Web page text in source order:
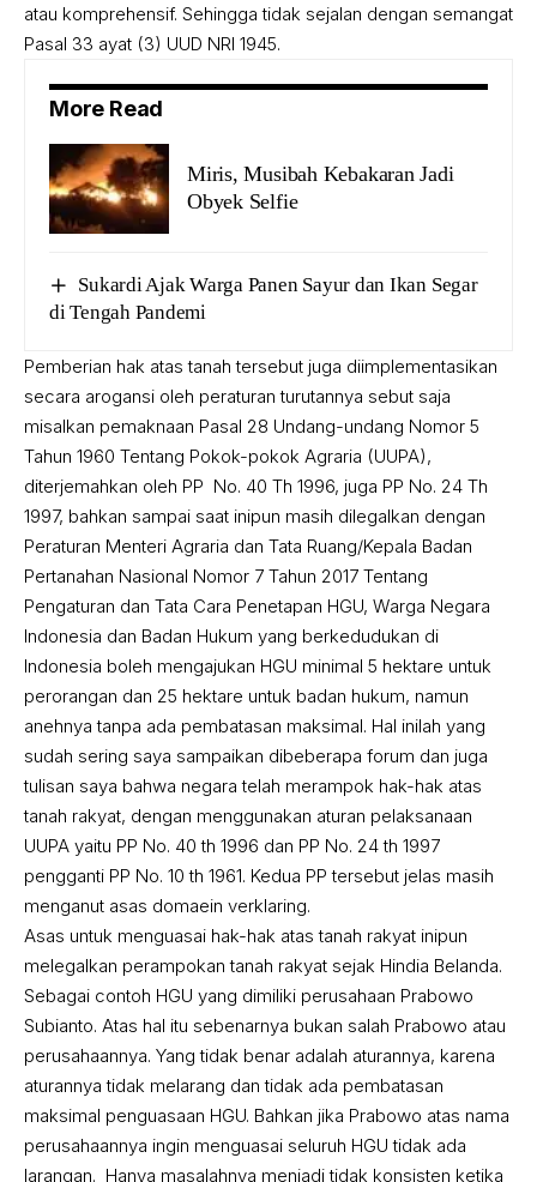
atau komprehensif. Sehingga tidak sejalan dengan semangat
Pasal 33 ayat (3) UUD NRI 1945.
More Read
Miris, Musibah Kebakaran Jadi
Obyek Selfie
Sukardi Ajak Warga Panen Sayur dan Ikan Segar
di Tengah Pandemi
Pemberian hak atas tanah tersebut juga diimplementasikan
secara arogansi oleh peraturan turutannya sebut saja
misalkan pemaknaan Pasal 28 Undang-undang Nomor 5
Tahun 1960 Tentang Pokok-pokok Agraria (UUPA),
diterjemahkan oleh PP No. 40 Th 1996, juga PP No. 24 Th
1997, bahkan sampai saat inipun masih dilegalkan dengan
Peraturan Menteri Agraria dan Tata Ruang/Kepala Badan
Pertanahan Nasional Nomor 7 Tahun 2017 Tentang
Pengaturan dan Tata Cara Penetapan HGU, Warga Negara
Indonesia dan Badan Hukum yang berkedudukan di
Indonesia boleh mengajukan HGU minimal 5 hektare untuk
perorangan dan 25 hektare untuk badan hukum, namun
anehnya tanpa ada pembatasan maksimal. Hal inilah yang
sudah sering saya sampaikan dibeberapa forum dan juga
tulisan saya bahwa negara telah merampok hak-hak atas
tanah rakyat, dengan menggunakan aturan pelaksanaan
UUPA yaitu PP No. 40 th 1996 dan PP No. 24 th 1997
pengganti PP No. 10 th 1961. Kedua PP tersebut jelas masih
menganut asas domaein verklaring.
Asas untuk menguasai hak-hak atas tanah rakyat inipun
melegalkan perampokan tanah rakyat sejak Hindia Belanda.
Sebagai contoh HGU yang dimiliki perusahaan Prabowo
Subianto. Atas hal itu sebenarnya bukan salah Prabowo atau
perusahaannya. Yang tidak benar adalah aturannya, karena
aturannya tidak melarang dan tidak ada pembatasan
maksimal penguasaan HGU. Bahkan jika Prabowo atas nama
perusahaannya ingin menguasai seluruh HGU tidak ada
larangan. Hanya masalahnya menjadi tidak konsisten ketika